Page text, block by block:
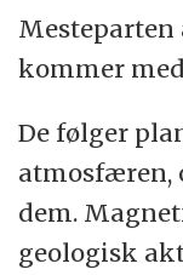
Mesteparten
kommer
De følger
atmosfæren,
dem.
geologisk